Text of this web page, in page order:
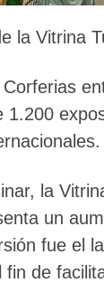
la Vitrina
1.200
la
un
fue el
fin de